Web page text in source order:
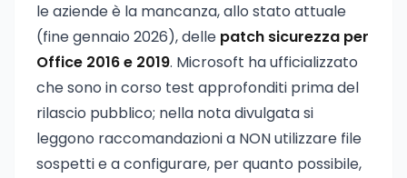
le aziende è la mancanza, allo stato attuale
(fine gennaio 2026), delle patch sicurezza per
Office 2016 e 2019. Microsoft ha ufficializzato
che sono in corso test approfonditi prima del
rilascio pubblico; nella nota divulgata si
leggono raccomandazioni a NON utilizzare file
sospetti e a configurare, per quanto possibile,